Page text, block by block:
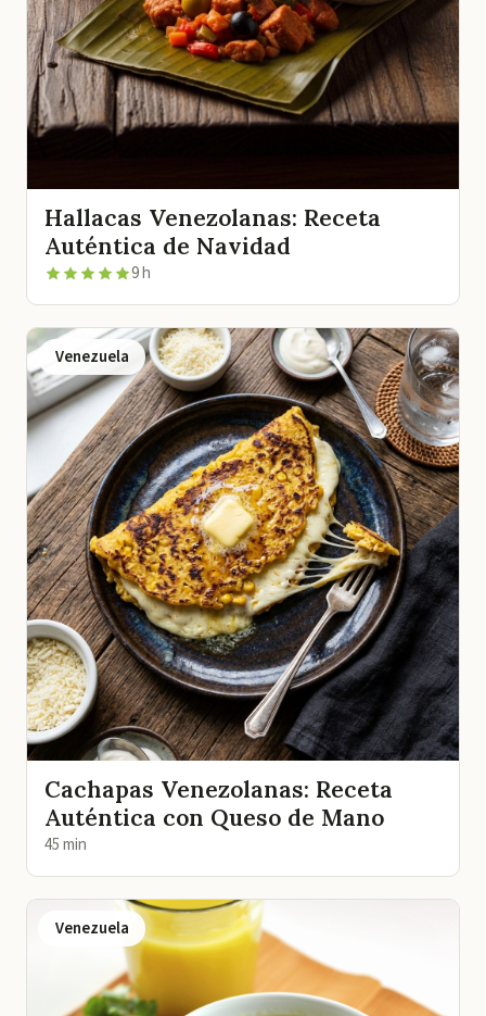
Hallacas Venezolanas: Receta
Auténtica de Navidad
9 h
Venezuela
Cachapas Venezolanas: Receta
Auténtica con Queso de Mano
45 min
Venezuela